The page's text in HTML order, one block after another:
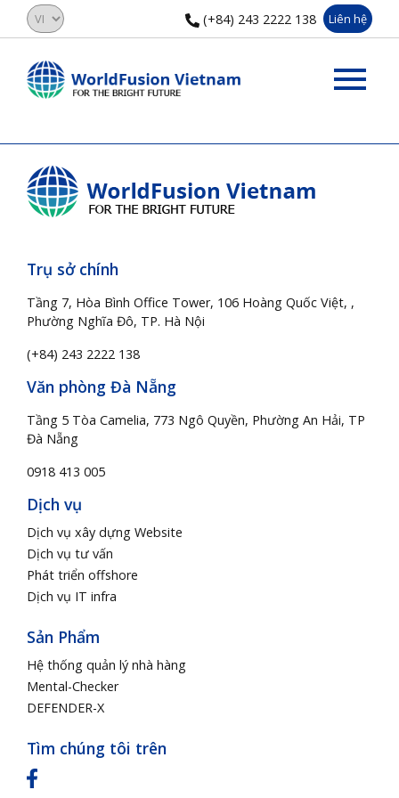
(+84) 243 2222 138 Liên hệ
Trụ sở chính
Tầng 7, Hòa Bình Office Tower, 106 Hoàng Quốc Việt, ,
Phường Nghĩa Đô, TP. Hà Nội
(+84) 243 2222 138
Văn phòng Đà Nẵng
Tầng 5 Tòa Camelia, 773 Ngô Quyền, Phường An Hải, TP
Đà Nẵng
0918 413 005
Dịch vụ
Dịch vụ xây dựng Website
Dịch vụ tư vấn
Phát triển offshore
Dịch vụ IT infra
Sản Phẩm
Hệ thống quản lý nhà hàng
Mental-Checker
DEFENDER-X
Tìm chúng tôi trên